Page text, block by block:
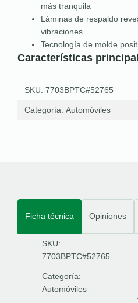
más tranquila
Láminas de respaldo
vibraciones
Tecnología de molde
Características
SKU: 7703BPTC#52765
Categoría: Automóviles
Ficha técnica Opiniones
SKU:
7703BPTC#52765
Categoría:
Automóviles